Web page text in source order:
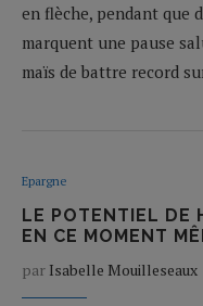
en flèche, pendant que
marquent une pause
maïs de battre record
Epargne
LE POTENTIEL DE
EN CE MOMENT
par Isabelle Mouilleseaux